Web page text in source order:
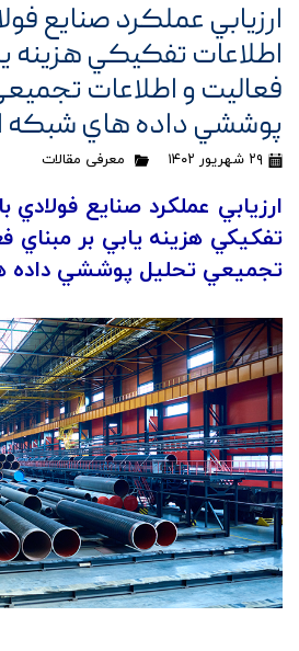
ارزيابي عملکرد صنايع
اطلاعات تفکيکي هزينه
فعاليت و اطلاعات
پوششي داده هاي شبکه
۲۹ شهریور ۱۴۰۲ معرفی مقالات
ارزيابي عملکرد صنايع فولادي
تفکيکي هزينه يابي بر مبناي
تجميعي تحليل پوششي داده